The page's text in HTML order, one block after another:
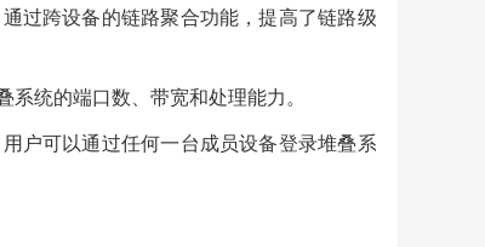
过跨设备的链路聚合功能，提高了链路级
统的端口数、带宽和处理能力。
户可以通过任何一台成员设备登录堆叠系